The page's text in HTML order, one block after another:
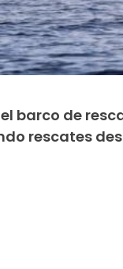
barco de
rescates